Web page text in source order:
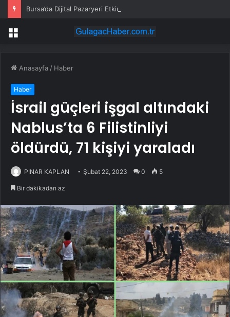
Bursa’da Dijital Pazaryeri Etkinliği
Menü
Anasayfa / Haber
Haber
İsrail güçleri işgal altındaki
Nablus’ta 6 Filistinliyi
öldürdü, 71 kişiyi yaraladı
PINAR KAPLAN Şubat 22, 2023 0 5
Bir dakikadan az